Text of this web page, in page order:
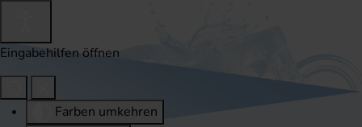
Eingabehilfen öffnen
Farben umkehren